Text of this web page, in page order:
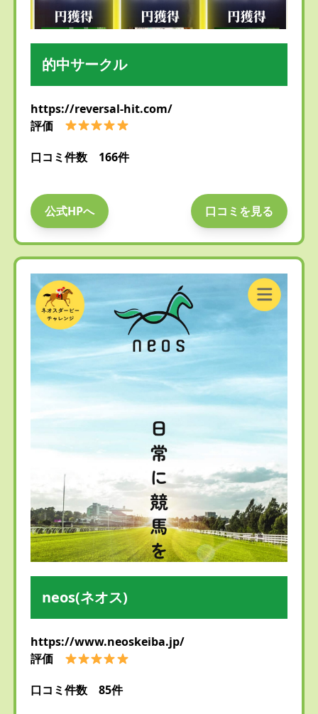
的中サークル
https://reversal-hit.com/
評価
口コミ件数 166件
公式HPへ 口コミを見る
neos(ネオス)
https://www.neoskeiba.jp/
評価
口コミ件数 85件